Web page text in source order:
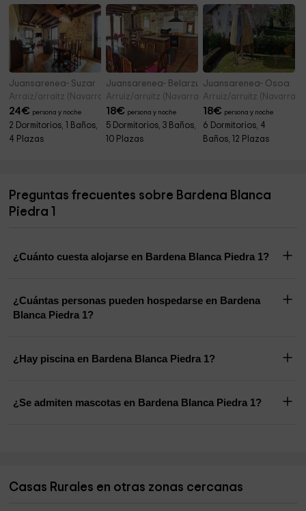
Juansarenea- Suzar
Arraiz/arraitz (Navarra)
24€ persona y noche
2 Dormitorios, 1 Baños,
4 Plazas
Juansarenea- Belarzulo
Arruiz/arruitz (Navarra)
18€ persona y noche
5 Dormitorios, 3 Baños,
10 Plazas
Juansarenea- Osoa
Arruiz/arruitz (Navarra)
18€ persona y noche
6 Dormitorios, 4
Baños, 12 Plazas
Preguntas frecuentes sobre Bardena Blanca
Piedra 1
¿Cuánto cuesta alojarse en Bardena Blanca Piedra 1?
¿Cuántas personas pueden hospedarse en Bardena
Blanca Piedra 1?
¿Hay piscina en Bardena Blanca Piedra 1?
¿Se admiten mascotas en Bardena Blanca Piedra 1?
Casas Rurales en otras zonas cercanas